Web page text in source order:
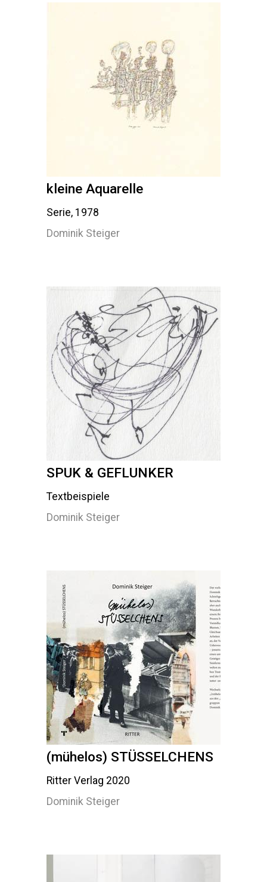
kleine Aquarelle
Serie, 1978
Dominik Steiger
SPUK & GEFLUNKER
Textbeispiele
Dominik Steiger
(mühelos) STÜSSELCHENS
Ritter Verlag 2020
Dominik Steiger